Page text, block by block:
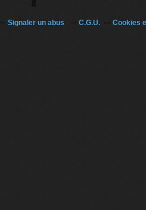
Signaler un abus C.G.U. Cookies